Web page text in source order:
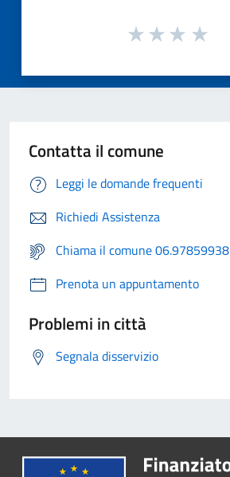
Contatta il comune
Leggi le domande frequenti
Richiedi Assistenza
Chiama il comune 06.97859938
Prenota un appuntamento
Problemi in città
Segnala disservizio